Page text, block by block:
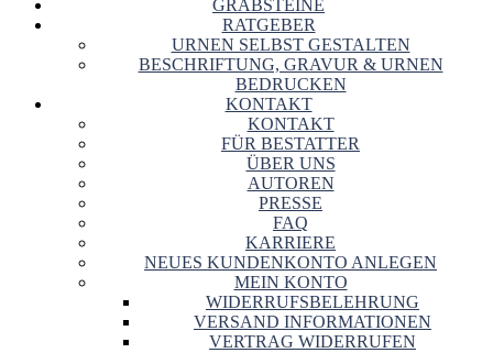
GRABSTEINE
RATGEBER
URNEN SELBST GESTALTEN
BESCHRIFTUNG, GRAVUR & URNEN
BEDRUCKEN
KONTAKT
KONTAKT
FÜR BESTATTER
ÜBER UNS
AUTOREN
PRESSE
FAQ
KARRIERE
NEUES KUNDENKONTO ANLEGEN
MEIN KONTO
WIDERRUFSBELEHRUNG
VERSAND INFORMATIONEN
VERTRAG WIDERRUFEN